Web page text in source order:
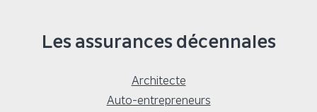
Les assurances décennales
Architecte
Auto-entrepreneurs